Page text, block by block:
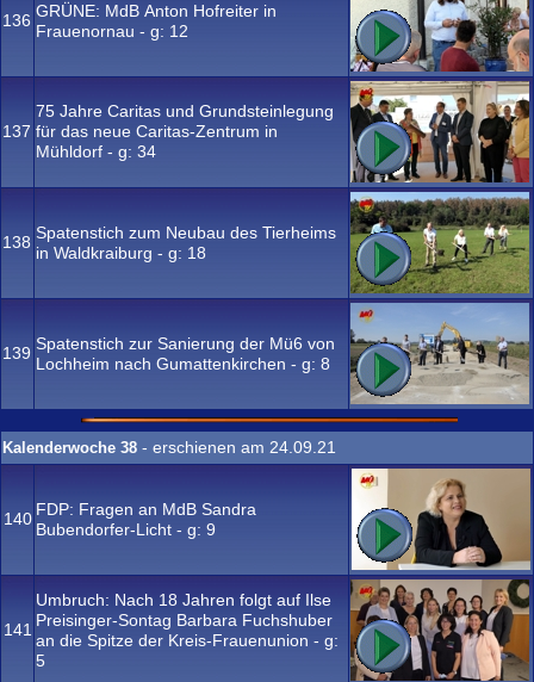
136 GRÜNE: MdB Anton Hofreiter in
Frauenornau - g: 12
137
75 Jahre Caritas und Grundsteinlegung
für das neue Caritas-Zentrum in
Mühldorf - g: 34
138 Spatenstich zum Neubau des Tierheims
in Waldkraiburg - g: 18
139 Spatenstich zur Sanierung der Mü6 von
Lochheim nach Gumattenkirchen - g: 8
Kalenderwoche 38 - erschienen am 24.09.21
140 FDP: Fragen an MdB Sandra
Bubendorfer-Licht - g: 9
141
Umbruch: Nach 18 Jahren folgt auf Ilse
Preisinger-Sontag Barbara Fuchshuber
an die Spitze der Kreis-Frauenunion - g:
5